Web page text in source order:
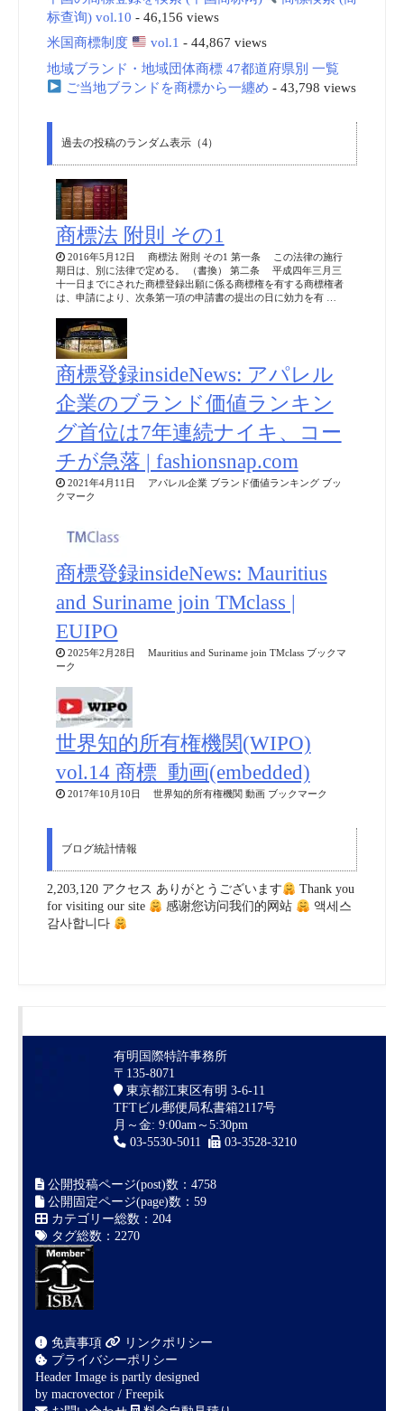
标查询) vol.10 - 46,156 views
米国商標制度
vol.1 - 44,867 views
地域ブランド・地域団体商標 47都道府県別 一覧
ご当地ブランドを商標から一纏め - 43,798 views
過去の投稿のランダム表示（4）
商標法 附則 その1
2016年5月12日 商標法 附則 その1 第一条 この法律の施行
期日は、別に法律で定める。 （書換） 第二条 平成四年三月三
十一日までにされた商標登録出願に係る商標権を有する商標権者
は、申請により、次条第一項の申請書の提出の日に効力を有 …
商標登録insideNews: アパレル
企業のブランド価値ランキン
グ首位は7年連続ナイキ、コー
チが急落 | fashionsnap.com
2021年4月11日 アパレル企業 ブランド価値ランキング ブッ
クマーク
商標登録insideNews: Mauritius
and Suriname join TMclass |
EUIPO
2025年2月28日 Mauritius and Suriname join TMclass ブックマ
ーク
世界知的所有権機関(WIPO)
vol.14 商標_動画(embedded)
2017年10月10日 世界知的所有権機関 動画 ブックマーク
ブログ統計情報
2,203,120 アクセス ありがとうございます
Thank you
for visiting our site
感谢您访问我们的网站
액세스
감사합니다
有明国際特許事務所
〒135-8071
東京都江東区有明 3-6-11
TFTビル郵便局私書箱2117号
月～金: 9:00am～5:30pm
03-5530-5011
03-3528-3210
公開投稿ページ(post)数：4758
公開固定ページ(page)数：59
カテゴリー総数：204
タグ総数：2270
免責事項
リンクポリシー
プライバシーポリシー
Header Image is partly designed
by macrovector / Freepik